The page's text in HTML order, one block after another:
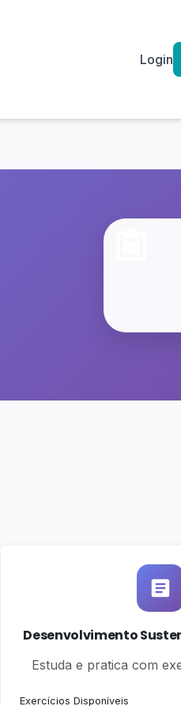
Login
Desenvolvimento
Estuda e pratica com
Exercícios Disponíveis